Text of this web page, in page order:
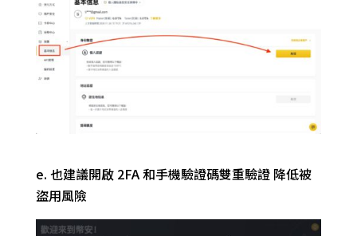
e. 也建議開啟 2FA 和手機驗證碼雙重驗證 降低被
盜用風險